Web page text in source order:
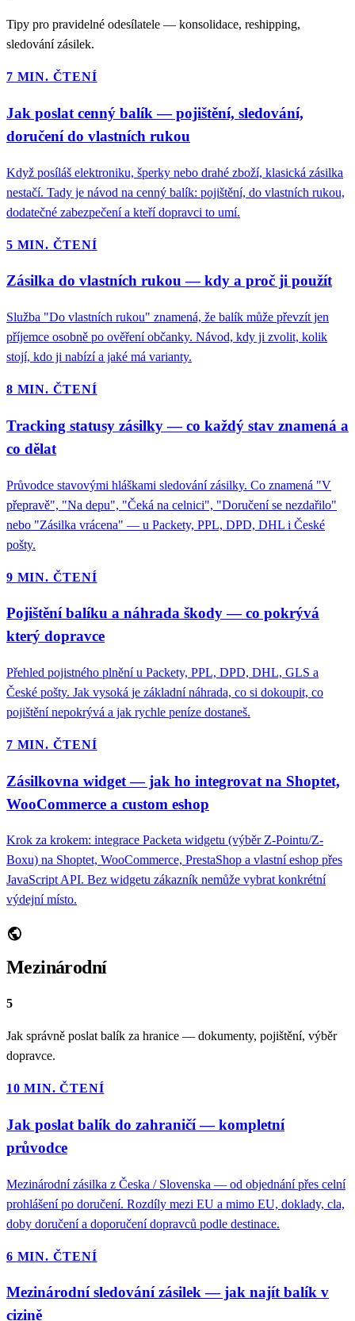
Tipy pro pravidelné odesílatele — konsolidace, reshipping,
sledování zásilek.
7 MIN. ČTENÍ
Jak poslat cenný balík — pojištění, sledování,
doručení do vlastních rukou
Když posíláš elektroniku, šperky nebo drahé zboží, klasická zásilka
nestačí. Tady je návod na cenný balík: pojištění, do vlastních rukou,
dodatečné zabezpečení a kteří dopravci to umí.
5 MIN. ČTENÍ
Zásilka do vlastních rukou — kdy a proč ji použít
Služba "Do vlastních rukou" znamená, že balík může převzít jen
příjemce osobně po ověření občanky. Návod, kdy ji zvolit, kolik
stojí, kdo ji nabízí a jaké má varianty.
8 MIN. ČTENÍ
Tracking statusy zásilky — co každý stav znamená a
co dělat
Průvodce stavovými hláškami sledování zásilky. Co znamená "V
přepravě", "Na depu", "Čeká na celnici", "Doručení se nezdařilo"
nebo "Zásilka vrácena" — u Packety, PPL, DPD, DHL i České
pošty.
9 MIN. ČTENÍ
Pojištění balíku a náhrada škody — co pokrývá
který dopravce
Přehled pojistného plnění u Packety, PPL, DPD, DHL, GLS a
České pošty. Jak vysoká je základní náhrada, co si dokoupit, co
pojištění nepokrývá a jak rychle peníze dostaneš.
7 MIN. ČTENÍ
Zásilkovna widget — jak ho integrovat na Shoptet,
WooCommerce a custom eshop
Krok za krokem: integrace Packeta widgetu (výběr Z-Pointu/Z-
Boxu) na Shoptet, WooCommerce, PrestaShop a vlastní eshop přes
JavaScript API. Bez widgetu zákazník nemůže vybrat konkrétní
výdejní místo.
public
Mezinárodní
5
Jak správně poslat balík za hranice — dokumenty, pojištění, výběr
dopravce.
10 MIN. ČTENÍ
Jak poslat balík do zahraničí — kompletní
průvodce
Mezinárodní zásilka z Česka / Slovenska — od objednání přes celní
prohlášení po doručení. Rozdíly mezi EU a mimo EU, doklady, cla,
doby doručení a doporučení dopravců podle destinace.
6 MIN. ČTENÍ
Mezinárodní sledování zásilek — jak najít balík v
cizině